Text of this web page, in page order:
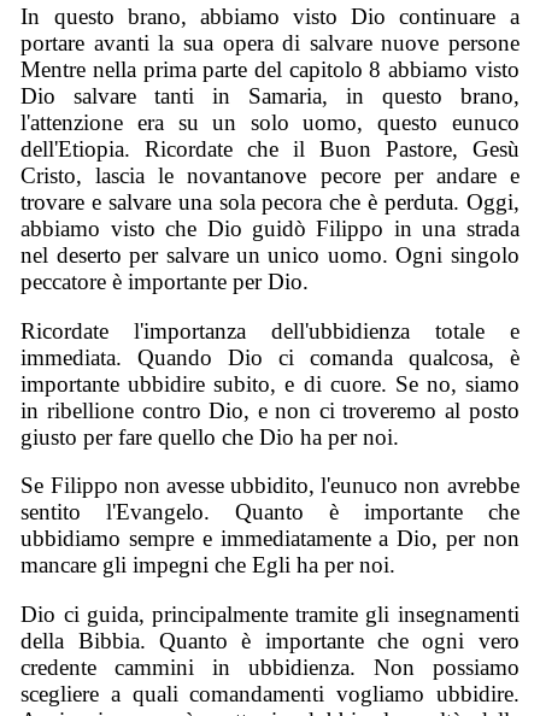
In questo brano, abbiamo visto Dio continuare a
portare avanti la sua opera di salvare nuove persone
Mentre nella prima parte del capitolo 8 abbiamo visto
Dio salvare tanti in Samaria, in questo brano,
l'attenzione era su un solo uomo, questo eunuco
dell'Etiopia. Ricordate che il Buon Pastore, Gesù
Cristo, lascia le novantanove pecore per andare e
trovare e salvare una sola pecora che è perduta. Oggi,
abbiamo visto che Dio guidò Filippo in una strada
nel deserto per salvare un unico uomo. Ogni singolo
peccatore è importante per Dio.
Ricordate l'importanza dell'ubbidienza totale e
immediata. Quando Dio ci comanda qualcosa, è
importante ubbidire subito, e di cuore. Se no, siamo
in ribellione contro Dio, e non ci troveremo al posto
giusto per fare quello che Dio ha per noi.
Se Filippo non avesse ubbidito, l'eunuco non avrebbe
sentito l'Evangelo. Quanto è importante che
ubbidiamo sempre e immediatamente a Dio, per non
mancare gli impegni che Egli ha per noi.
Dio ci guida, principalmente tramite gli insegnamenti
della Bibbia. Quanto è importante che ogni vero
credente cammini in ubbidienza. Non possiamo
scegliere a quali comandamenti vogliamo ubbidire.